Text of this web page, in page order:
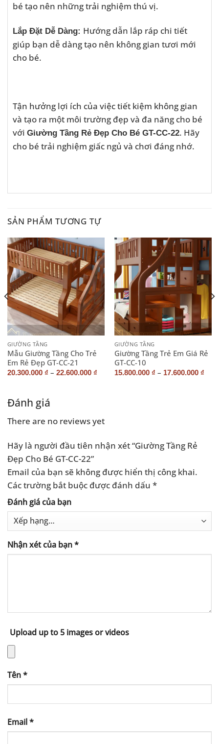
bé tạo nên những trải nghiệm thú vị.
Lắp Đặt Dễ Dàng: Hướng dẫn lắp ráp chi tiết
giúp bạn dễ dàng tạo nên không gian tươi mới
cho bé.
Tận hưởng lợi ích của việc tiết kiệm không gian
và tạo ra một môi trường đẹp và đa năng cho bé
với Giường Tầng Rẻ Đẹp Cho Bé GT-CC-22. Hãy
cho bé trải nghiệm giấc ngủ và chơi đáng nhớ.
SẢN PHẨM TƯƠNG TỰ
GIƯỜNG TẦNG
Mẫu Giường Tầng Cho Trẻ
Em Rẻ Đẹp GT-CC-21
20.300.000 ₫ – 22.600.000 ₫
GIƯỜNG TẦNG
Giường Tầng Trẻ Em Giá Rẻ
GT-CC-10
15.800.000 ₫ – 17.600.000 ₫
Đánh giá
There are no reviews yet
Hãy là người đầu tiên nhận xét “Giường Tầng Rẻ
Đẹp Cho Bé GT-CC-22”
Email của bạn sẽ không được hiển thị công khai.
Các trường bắt buộc được đánh dấu *
Đánh giá của bạn
Nhận xét của bạn*
Upload up to 5 images or videos
Tên*
Email*